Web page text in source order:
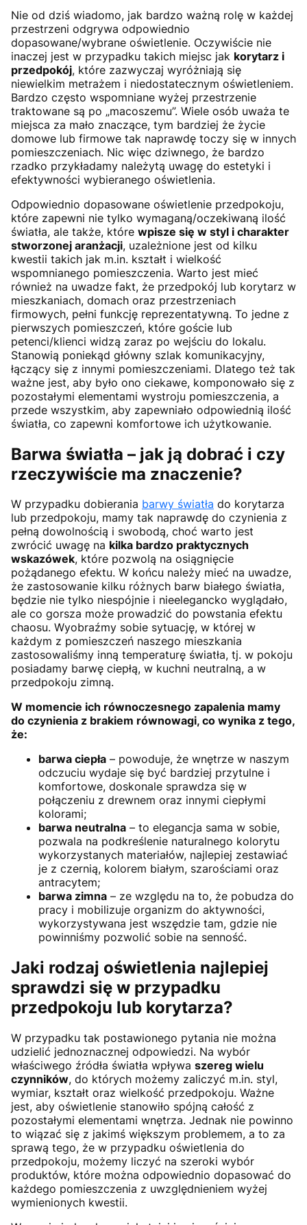
Nie od dziś wiadomo, jak bardzo ważną rolę w każdej
przestrzeni odgrywa odpowiednio
dopasowane/wybrane oświetlenie. Oczywiście nie
inaczej jest w przypadku takich miejsc jak korytarz i
przedpokój, które zazwyczaj wyróżniają się
niewielkim metrażem i niedostatecznym oświetleniem.
Bardzo często wspomniane wyżej przestrzenie
traktowane są po „macoszemu”. Wiele osób uważa te
miejsca za mało znaczące, tym bardziej że życie
domowe lub firmowe tak naprawdę toczy się w innych
pomieszczeniach. Nic więc dziwnego, że bardzo
rzadko przykładamy należytą uwagę do estetyki i
efektywności wybieranego oświetlenia.
Odpowiednio dopasowane oświetlenie przedpokoju,
które zapewni nie tylko wymaganą/oczekiwaną ilość
światła, ale także, które wpisze się w styl i charakter
stworzonej aranżacji, uzależnione jest od kilku
kwestii takich jak m.in. kształt i wielkość
wspomnianego pomieszczenia. Warto jest mieć
również na uwadze fakt, że przedpokój lub korytarz w
mieszkaniach, domach oraz przestrzeniach
firmowych, pełni funkcję reprezentatywną. To jedne z
pierwszych pomieszczeń, które goście lub
petenci/klienci widzą zaraz po wejściu do lokalu.
Stanowią poniekąd główny szlak komunikacyjny,
łączący się z innymi pomieszczeniami. Dlatego też tak
ważne jest, aby było ono ciekawe, komponowało się z
pozostałymi elementami wystroju pomieszczenia, a
przede wszystkim, aby zapewniało odpowiednią ilość
światła, co zapewni komfortowe ich użytkowanie.
Barwa światła – jak ją dobrać i czy
rzeczywiście ma znaczenie?
W przypadku dobierania barwy światła do korytarza
lub przedpokoju, mamy tak naprawdę do czynienia z
pełną dowolnością i swobodą, choć warto jest
zwrócić uwagę na kilka bardzo praktycznych
wskazówek, które pozwolą na osiągnięcie
pożądanego efektu. W końcu należy mieć na uwadze,
że zastosowanie kilku różnych barw białego światła,
będzie nie tylko niespójnie i nieelegancko wyglądało,
ale co gorsza może prowadzić do powstania efektu
chaosu. Wyobraźmy sobie sytuację, w której w
każdym z pomieszczeń naszego mieszkania
zastosowaliśmy inną temperaturę światła, tj. w pokoju
posiadamy barwę ciepłą, w kuchni neutralną, a w
przedpokoju zimną.
W momencie ich równoczesnego zapalenia mamy
do czynienia z brakiem równowagi, co wynika z tego,
że:
barwa ciepła – powoduje, że wnętrze w naszym
odczuciu wydaje się być bardziej przytulne i
komfortowe, doskonale sprawdza się w
połączeniu z drewnem oraz innymi ciepłymi
kolorami;
barwa neutralna – to elegancja sama w sobie,
pozwala na podkreślenie naturalnego kolorytu
wykorzystanych materiałów, najlepiej zestawiać
je z czernią, kolorem białym, szarościami oraz
antracytem;
barwa zimna ­ – ze względu na to, że pobudza do
pracy i mobilizuje organizm do aktywności,
wykorzystywana jest wszędzie tam, gdzie nie
powinniśmy pozwolić sobie na senność.
Jaki rodzaj oświetlenia najlepiej
sprawdzi się w przypadku
przedpokoju lub korytarza?
W przypadku tak postawionego pytania nie można
udzielić jednoznacznej odpowiedzi. Na wybór
właściwego źródła światła wpływa szereg wielu
czynników, do których możemy zaliczyć m.in. styl,
wymiar, kształt oraz wielkość przedpokoju. Ważne
jest, aby oświetlenie stanowiło spójną całość z
pozostałymi elementami wnętrza. Jednak nie powinno
to wiązać się z jakimś większym problemem, a to za
sprawą tego, że w przypadku oświetlenia do
przedpokoju, możemy liczyć na szeroki wybór
produktów, które można odpowiednio dopasować do
każdego pomieszczenia z uwzględnieniem wyżej
wymienionych kwestii.